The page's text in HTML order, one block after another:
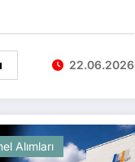
22.06.2026
Alımları